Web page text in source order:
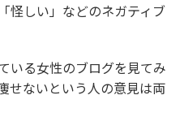
怪しい」などのネガティブ
いる女性のブログを見てみ
せないという人の意見は両